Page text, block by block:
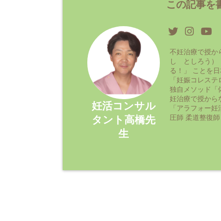
この記事を
妊活コンサル
タント高橋先
生
不妊治療で授
し としろう）
る！」 ことを
「妊娠コレス
独自メソッド「
妊治療で授から
「アラフォー
圧師 柔道整復